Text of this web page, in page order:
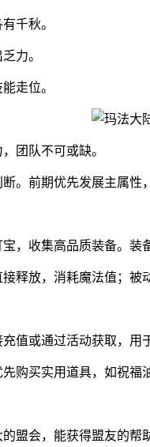
千秋。
力。
走位。
团队不可或缺。
。前期优先发展主属性
，收集高品质装备。装
释放，消耗魔法值；
值或通过活动获取，
购买实用道具，如祝福
盟会，能获得盟友的帮